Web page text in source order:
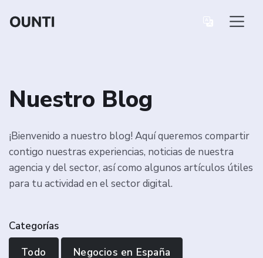
Nuestro Blog
¡Bienvenido a nuestro blog! Aquí queremos compartir
contigo nuestras experiencias, noticias de nuestra
agencia y del sector, así como algunos artículos útiles
para tu actividad en el sector digital.
Categorías
Todo
Negocios en España